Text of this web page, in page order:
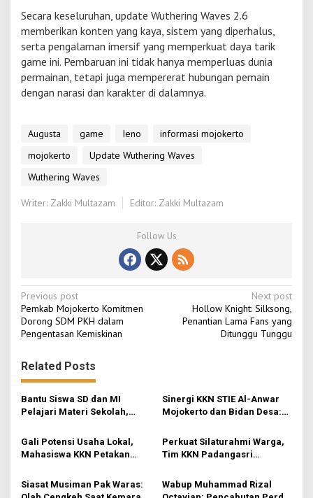
Secara keseluruhan, update Wuthering Waves 2.6
memberikan konten yang kaya, sistem yang diperhalus,
serta pengalaman imersif yang memperkuat daya tarik
game ini. Pembaruan ini tidak hanya memperluas dunia
permainan, tetapi juga mempererat hubungan pemain
dengan narasi dan karakter di dalamnya.
Augusta game Ieno
informasi mojokerto
mojokerto
Update Wuthering Waves
Wuthering Waves
Writer: Zakki Multazam Editor: Zakki Multazam
Follow Us
P
o
s
t
n
a
v
i
g
a
Previous post
Pemkab Mojokerto Komitmen
Dorong SDM PKH dalam
Pengentasan Kemiskinan
Next post
Hollow Knight: Silksong,
Penantian Lama Fans yang
Ditunggu Tunggu
Related Posts
Bantu Siswa SD dan MI
Pelajari Materi Sekolah,
Inisiasi Bimbel Ceria di Desa
Jatirejo
Sinergi KKN STIE Al-Anwar
Mojokerto dan Bidan Desa:
Al-Anwar Mojokerto
Kampanyekan Hidup Bersih
di Desa Mojogeneng
Gali Potensi Usaha Lokal,
Mahasiswa KKN Petakan
Pisang ‘Skecho Krispi’ di
Desa Rejosari
Perkuat Silaturahmi Warga,
Tim KKN Padangasri
Lewat Senam Sehat dan
Pemantapan Program
Siasat Musiman Pak Waras:
Wabup Muhammad Rizal